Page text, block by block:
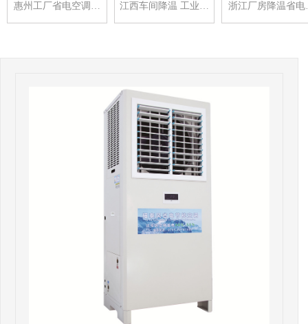
惠州工厂省电空调… 江西车间降温 工业… 浙江厂房降温省